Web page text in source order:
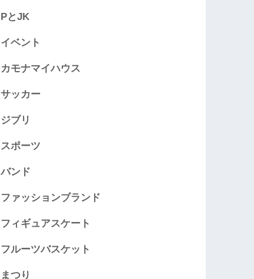
PとJK
イベント
カモナマイハウス
サッカー
ジブリ
スポーツ
バンド
ファッションブランド
フィギュアスケート
フルーツバスケット
まつり